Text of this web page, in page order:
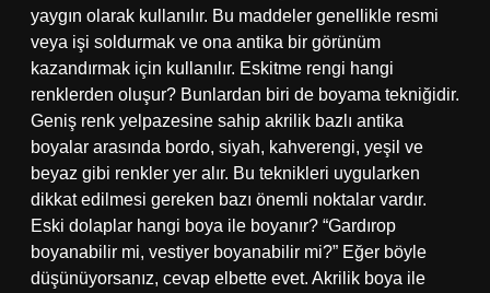
yaygın olarak kullanılır. Bu maddeler genellikle resmi
veya işi soldurmak ve ona antika bir görünüm
kazandırmak için kullanılır. Eskitme rengi hangi
renklerden oluşur? Bunlardan biri de boyama tekniğidir.
Geniş renk yelpazesine sahip akrilik bazlı antika
boyalar arasında bordo, siyah, kahverengi, yeşil ve
beyaz gibi renkler yer alır. Bu teknikleri uygularken
dikkat edilmesi gereken bazı önemli noktalar vardır.
Eski dolaplar hangi boya ile boyanır? “Gardırop
boyanabilir mi, vestiyer boyanabilir mi?” Eğer böyle
düşünüyorsanız, cevap elbette evet. Akrilik boya ile